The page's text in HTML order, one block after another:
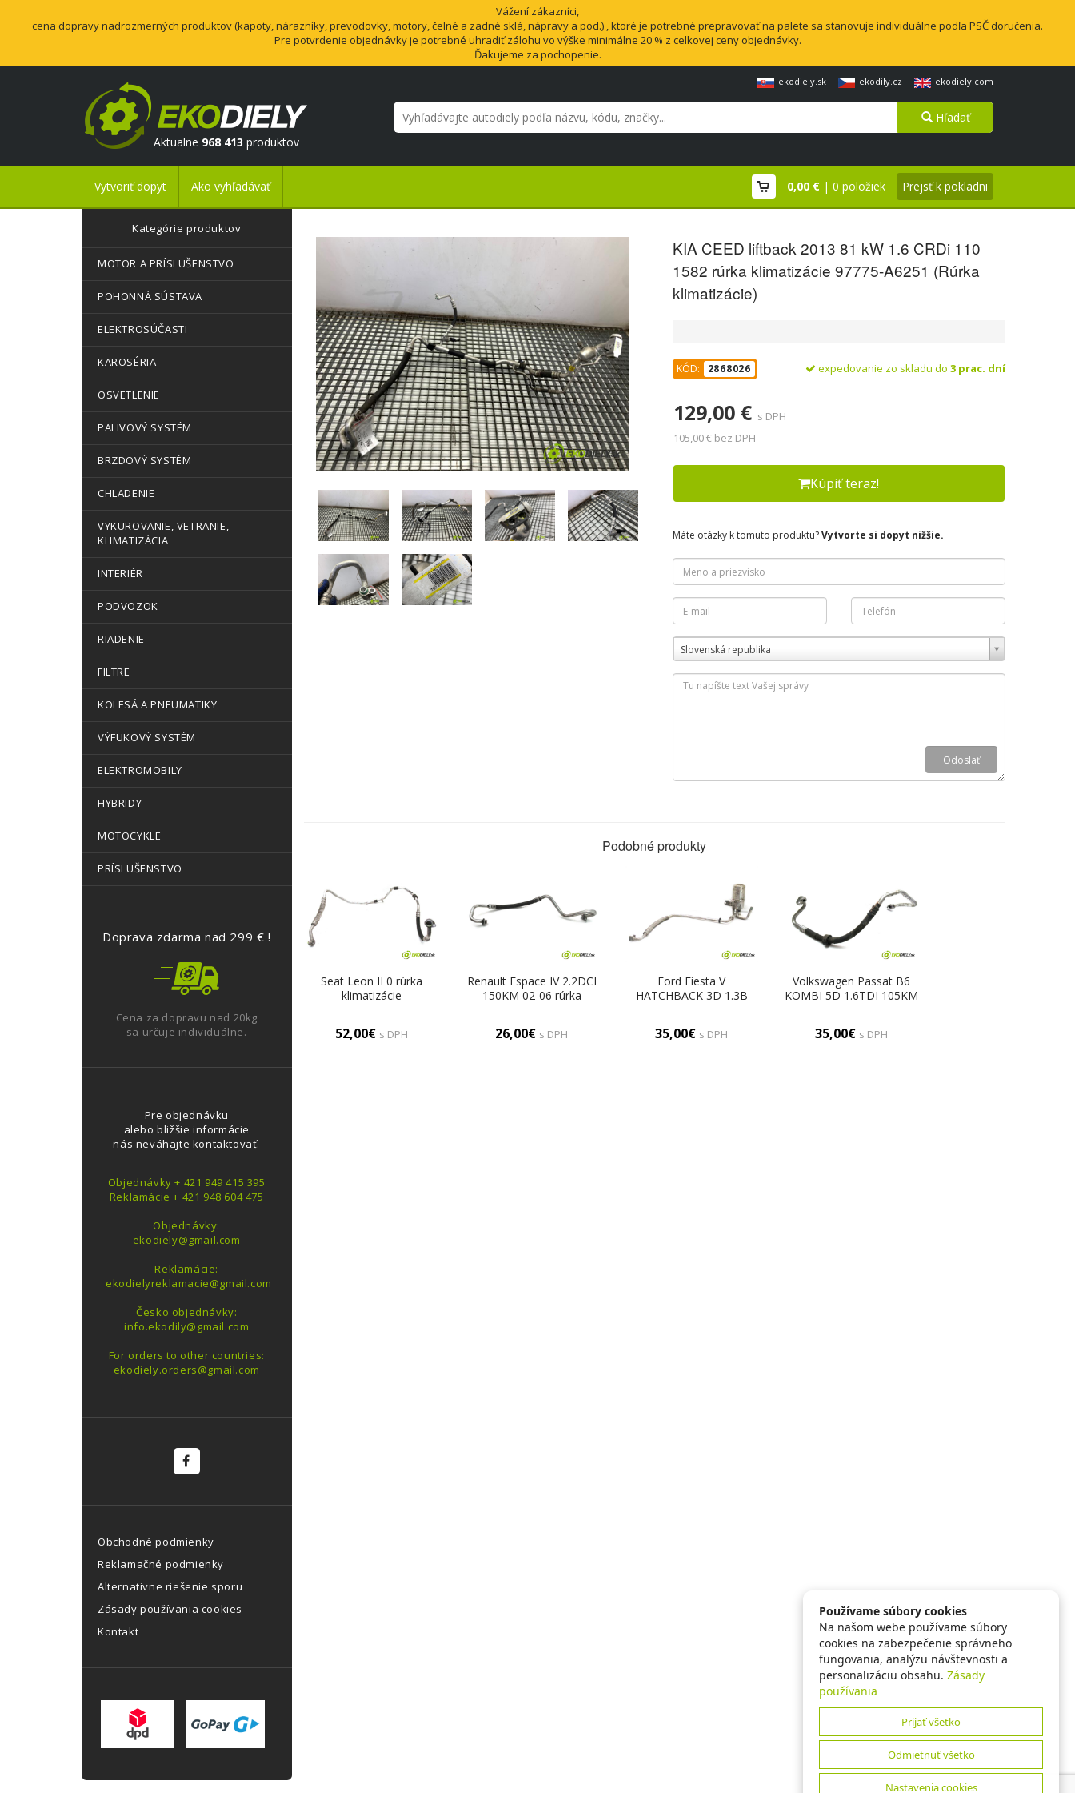
Vážení zákazníci,
cena dopravy nadrozmerných produktov (kapoty, nárazníky, prevodovky, motory, čelné a zadné sklá, nápravy a pod.) , ktoré je potrebné prepravovať na palete sa stanovuje individuálne podľa PSČ doručenia.
Pre potvrdenie objednávky je potrebné uhradiť zálohu vo výške minimálne 20 % z celkovej ceny objednávky.
Ďakujeme za pochopenie.
ekodiely.sk ekodily.cz ekodiely.com
Aktualne 968 413 produktov
Hľadať
Vytvoriť dopyt Ako vyhľadávať 0,00 € | 0 položiek Prejsť k pokladni
Kategórie produktov
MOTOR A PRÍSLUŠENSTVO
POHONNÁ SÚSTAVA
ELEKTROSÚČASTI
KAROSÉRIA
OSVETLENIE
PALIVOVÝ SYSTÉM
BRZDOVÝ SYSTÉM
CHLADENIE
VYKUROVANIE, VETRANIE,
KLIMATIZÁCIA
INTERIÉR
PODVOZOK
RIADENIE
FILTRE
KOLESÁ A PNEUMATIKY
VÝFUKOVÝ SYSTÉM
ELEKTROMOBILY
HYBRIDY
MOTOCYKLE
PRÍSLUŠENSTVO
Doprava zdarma nad 299 € !
Cena za dopravu nad 20kg
sa určuje individuálne.
Pre objednávku
alebo bližšie informácie
nás neváhajte kontaktovať.
Objednávky + 421 949 415 395
Reklamácie + 421 948 604 475
Objednávky:
ekodiely@gmail.com
Reklamácie:
ekodielyreklamacie@gmail.com
Česko objednávky:
info.ekodily@gmail.com
For orders to other countries:
ekodiely.orders@gmail.com
Obchodné podmienky
Reklamačné podmienky
Alternativne riešenie sporu
Zásady používania cookies
Kontakt
KIA CEED liftback 2013 81 kW 1.6 CRDi 110
1582 rúrka klimatizácie 97775-A6251 (Rúrka
klimatizácie)
KÓD: 2868026 expedovanie zo skladu do 3 prac. dní
129,00 € s DPH
105,00 € bez DPH
Kúpiť teraz!
Máte otázky k tomuto produktu?Vytvorte si dopyt nižšie.
Slovenská republika
Podobné produkty
Seat Leon II 0 rúrka
klimatizácie
52,00€ s DPH
Renault Espace IV 2.2DCI
150KM 02-06 rúrka
26,00€ s DPH
Ford Fiesta V
HATCHBACK 3D 1.3B
klimatizácie)
35,00€ s DPH
Volkswagen Passat B6
KOMBI 5D 1.6TDI 105KM
klimatizácie)
35,00€ s DPH
Používame súbory cookies
Na našom webe používame súbory
cookies na zabezpečenie správneho
fungovania, analýzu návštevnosti a
personalizáciu obsahu. Zásady
používania
Prijať všetko
Odmietnuť všetko
Nastavenia cookies